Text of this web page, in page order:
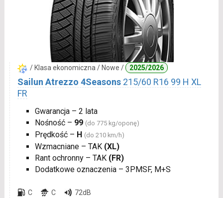
/ Klasa ekonomiczna / Nowe / 2025/2026
Sailun Atrezzo 4Seasons 215/60 R16 99 H XL
FR
Gwarancja – 2 lata
Nośność – 99 (do 775 kg/oponę)
Prędkość – H (do 210 km/h)
Wzmacniane – TAK (XL)
Rant ochronny – TAK (FR)
Dodatkowe oznaczenia – 3PMSF, M+S
C C 72dB